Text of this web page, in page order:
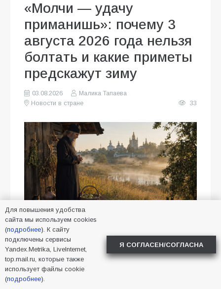
«Молчи — удачу
приманишь»: почему 3
августа 2026 года нельзя
болтать и какие приметы
предскажут зиму
03.08.2026
Малика Тапаева
Новости в стране
33
3 августа 2026 года православная
церковь отмечает день памяти
преподобного Онуфрия Печерского
— монаха Киево-Печерской лавры,
Для повышения удобства
сайта мы используем cookies
(подробнее). К сайту
подключены сервисы
Yandex.Metrika, LiveInternet,
top.mail.ru, которые также
использует файлы cookie
(подробнее).
Я СОГЛАСЕН/СОГЛАСНА